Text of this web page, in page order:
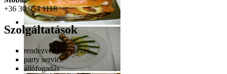
+36 30 954 1118
Szolgáltatások
rendezvényszervezés
party service
állófogadás